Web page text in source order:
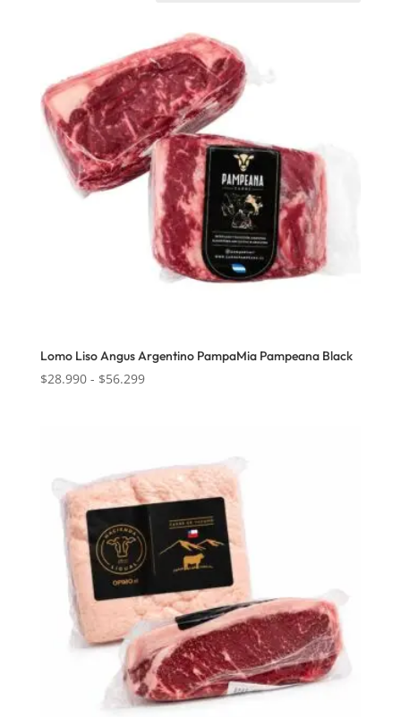
Lomo Liso Angus Argentino PampaMia Pampeana Black
$28.990 - $56.299Rango
hasta
$56.299